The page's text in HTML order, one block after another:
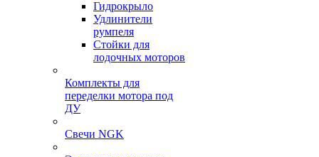
Гидрокрыло
Удлинители
румпеля
Стойки для
лодочных моторов
Комплекты для
переделки мотора под
ДУ
Свечи NGK